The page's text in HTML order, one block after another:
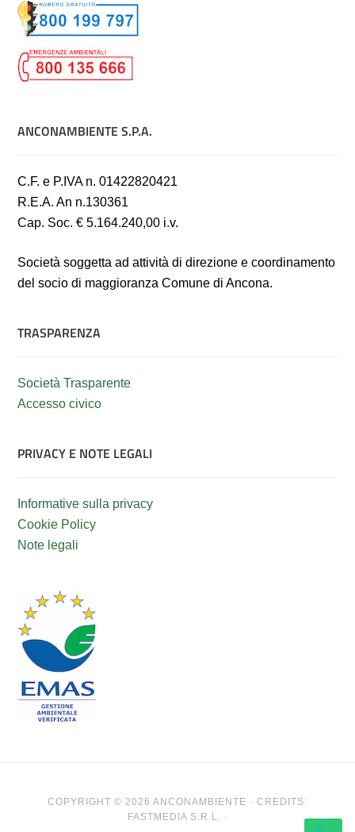
ANCONAMBIENTE S.P.A.
C.F. e P.IVA n. 01422820421
R.E.A. An n.130361
Cap. Soc. € 5.164.240,00 i.v.
Società soggetta ad attività di direzione e coordinamento
del socio di maggioranza Comune di Ancona.
TRASPARENZA
Società Trasparente
Accesso civico
PRIVACY E NOTE LEGALI
Informative sulla privacy
Cookie Policy
Note legali
COPYRIGHT © 2026 ANCONAMBIENTE · CREDITS:
FASTMEDIA S.R.L. ·